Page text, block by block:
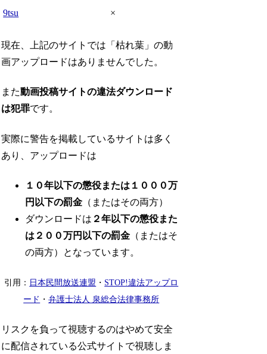
9tsu ×
現在、上記のサイトでは「枯れ葉」の動
画アップロードはありませんでした。
また動画投稿サイトの違法ダウンロード
は犯罪です。
実際に警告を掲載しているサイトは多く
あり、アップロードは
１０年以下の懲役または１０００万
円以下の罰金 （またはその両方）
ダウンロードは ２年以下の懲役また
は２００万円以下の罰金 （またはそ
の両方）となっています。
引用： 日本民間放送連盟 ・ STOP!違法アップロ
ード ・弁護士法人 泉総合法律事務所
リスクを負って視聴するのはやめて安全
に配信されている公式サイトで視聴しま